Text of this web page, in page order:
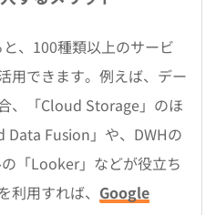
、100種類以上のサービ
用できます。例えば、デー
、「Cloud Storage」のほ
Data Fusion」や、DWHの
「Looker」などが役立ち
利用すれば、 Google